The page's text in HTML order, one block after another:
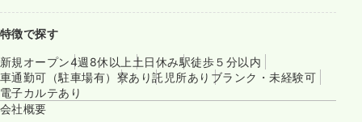
特徴で探す
新規オープン4週8休以上 土日休み駅徒歩５分以内
車通勤可（駐車場有） 寮あり託児所あり ブランク・未経験可
電子カルテあり
会社概要